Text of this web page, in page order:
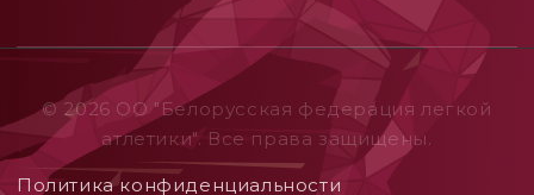
© 2026 ОO "Белорусская федерация легкой
атлетики". Все права защищены.
Политика конфиденциальности